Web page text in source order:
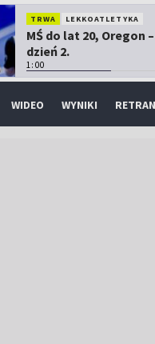
TRWA LEKKOATLETYKA
MŚ do lat 20, Oregon –
dzień 2.
1:00
WIDEO WYNIKI